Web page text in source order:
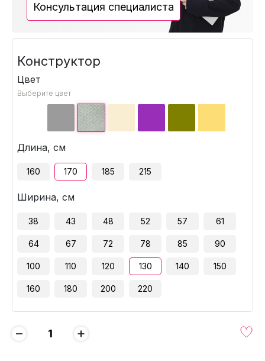
Консультация специалиста
Конструктор
Цвет
Выберите цвет
Длина, см
160 170 185 215
Ширина, см
38 43 48 52 57 61
64 67 72 78 85 90
100 110 120 130 140 150
160 180 200 220
− +